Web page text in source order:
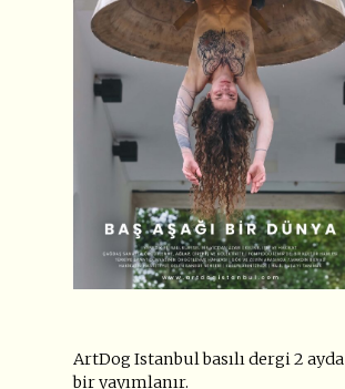
ArtDog Istanbul basılı dergi 2 ayda
bir yayımlanır.